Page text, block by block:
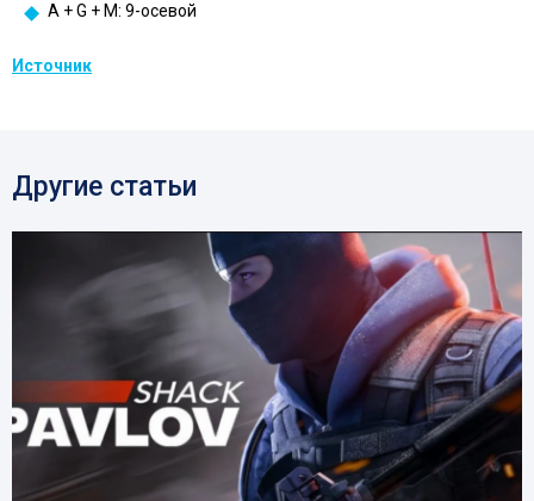
A + G + M: 9-осевой
Источник
Другие статьи